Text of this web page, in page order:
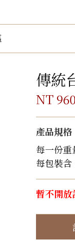
傳統
NT
產品規格
每一份重
每包裝含
暫不開放